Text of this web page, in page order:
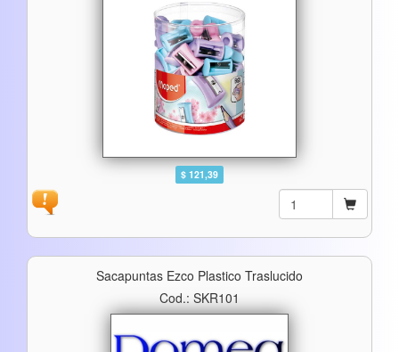
$ 121,39
Sacapuntas Ezco Plastico Traslucido
Cod.: SKR101